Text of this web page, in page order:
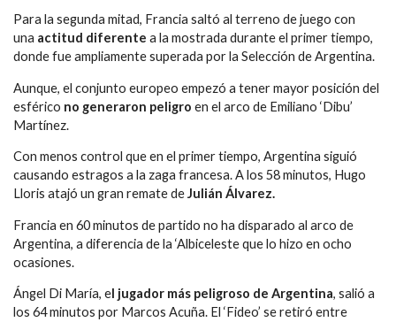
Para la segunda mitad, Francia saltó al terreno de juego con
una actitud diferente a la mostrada durante el primer tiempo,
donde fue ampliamente superada por la Selección de Argentina.
Aunque, el conjunto europeo empezó a tener mayor posición del
esférico no generaron peligro en el arco de Emiliano ‘Dibu’
Martínez.
Con menos control que en el primer tiempo, Argentina siguió
causando estragos a la zaga francesa. A los 58 minutos, Hugo
Lloris atajó un gran remate deJulián Álvarez.
Francia en 60 minutos de partido no ha disparado al arco de
Argentina, a diferencia de la ‘Albiceleste que lo hizo en ocho
ocasiones.
Ángel Di María, el jugador más peligroso de Argentina, salió a
los 64 minutos por Marcos Acuña. El ‘Fideo’ se retiró entre